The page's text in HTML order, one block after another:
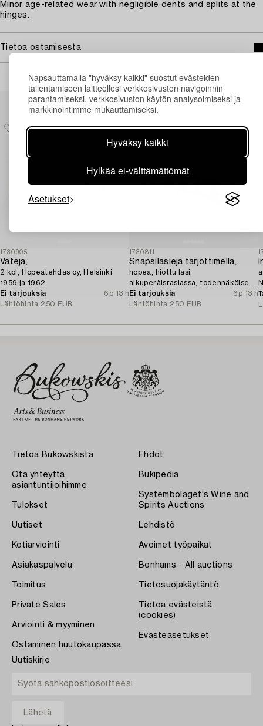
Napsauttamalla "hyväksy kaikki" suostut evästeiden
tallentamiseen laitteellesi verkkosivuston navigoinnin
parantamiseksi, verkkosivuston käytön analysoimiseksi ja
markkinointimme mukauttamiseksi.
Hyväksy kaikki
Hylkää ei-välttämättömät
Asetukset
Minor age-related wear with negligible dents and splits at the
hinges.
Tietoa ostamisesta
Muiden katsomia kohteita
1730905
Vateja,
2 kpl, Hopeatehdas oy, Helsinki
1959 ja 1962.
Ei tarjouksia
6p 13 h
Lähtöhinta 250 EUR
1730811
Snapsilasieja tarjottimella,
hopea, hiottu lasi,
alkuperäisrasiassa, todennäköisesti
Norja 1910-luku.
Ei tarjouksia
6p 13 h
Lähtöhinta 250 EUR
Tietoa Bukowskista
Ota yhteyttä
asiantuntijoihimme
Tulokset
Uutiset
Kotiarviointi
Asiakaspalvelu
Toimitus
Private Sales
Arviointi & myyminen
Ostaminen huutokaupassa
Ehdot
Bukipedia
Systembolaget's Wine and
Spirits Auctions
Lehdistö
Avoimet työpaikat
Bonhams - All auctions
Tietosuojakäytäntö
Tietoa evästeistä
(cookies)
Evästeasetukset
Uutiskirje